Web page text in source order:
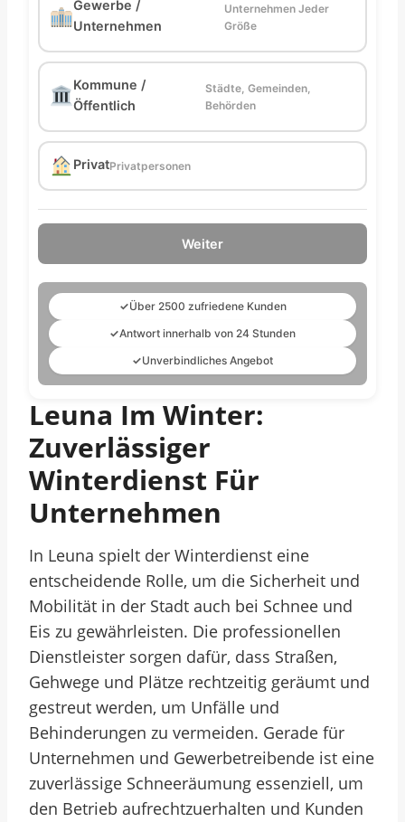
Gewerbe /
Unternehmen
Unternehmen Jeder
Größe
Kommune /
Öffentlich
Städte, Gemeinden,
Behörden
PrivatPrivatpersonen
Weiter
✓Über 2500 zufriedene Kunden
✓Antwort innerhalb von 24 Stunden
✓Unverbindliches Angebot
Leuna Im Winter:
Zuverlässiger
Winterdienst Für
Unternehmen
In Leuna spielt der Winterdienst eine
entscheidende Rolle, um die Sicherheit und
Mobilität in der Stadt auch bei Schnee und
Eis zu gewährleisten. Die professionellen
Dienstleister sorgen dafür, dass Straßen,
Gehwege und Plätze rechtzeitig geräumt und
gestreut werden, um Unfälle und
Behinderungen zu vermeiden. Gerade für
Unternehmen und Gewerbetreibende ist eine
zuverlässige Schneeräumung essenziell, um
den Betrieb aufrechtzuerhalten und Kunden